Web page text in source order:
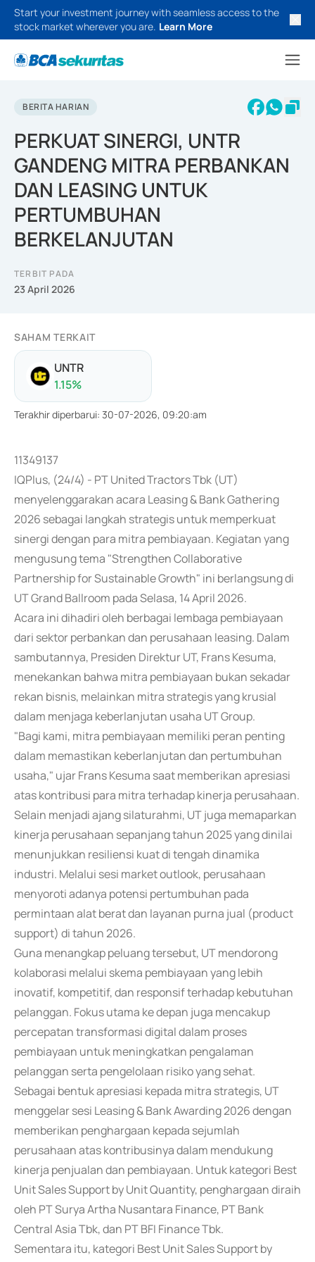
Start your investment journey with seamless access to the
stock market wherever you are. Learn More
BERITA HARIAN
PERKUAT SINERGI, UNTR
GANDENG MITRA PERBANKAN
DAN LEASING UNTUK
PERTUMBUHAN
BERKELANJUTAN
TERBIT PADA
23 April 2026
SAHAM TERKAIT
UNTR
1.15%
Terakhir diperbarui: 30-07-2026, 09:20:am
11349137
IQPlus, (24/4) - PT United Tractors Tbk (UT)
menyelenggarakan acara Leasing & Bank Gathering
2026 sebagai langkah strategis untuk memperkuat
sinergi dengan para mitra pembiayaan. Kegiatan yang
mengusung tema "Strengthen Collaborative
Partnership for Sustainable Growth" ini berlangsung di
UT Grand Ballroom pada Selasa, 14 April 2026.
Acara ini dihadiri oleh berbagai lembaga pembiayaan
dari sektor perbankan dan perusahaan leasing. Dalam
sambutannya, Presiden Direktur UT, Frans Kesuma,
menekankan bahwa mitra pembiayaan bukan sekadar
rekan bisnis, melainkan mitra strategis yang krusial
dalam menjaga keberlanjutan usaha UT Group.
"Bagi kami, mitra pembiayaan memiliki peran penting
dalam memastikan keberlanjutan dan pertumbuhan
usaha," ujar Frans Kesuma saat memberikan apresiasi
atas kontribusi para mitra terhadap kinerja perusahaan.
Selain menjadi ajang silaturahmi, UT juga memaparkan
kinerja perusahaan sepanjang tahun 2025 yang dinilai
menunjukkan resiliensi kuat di tengah dinamika
industri. Melalui sesi market outlook, perusahaan
menyoroti adanya potensi pertumbuhan pada
permintaan alat berat dan layanan purna jual (product
support) di tahun 2026.
Guna menangkap peluang tersebut, UT mendorong
kolaborasi melalui skema pembiayaan yang lebih
inovatif, kompetitif, dan responsif terhadap kebutuhan
pelanggan. Fokus utama ke depan juga mencakup
percepatan transformasi digital dalam proses
pembiayaan untuk meningkatkan pengalaman
pelanggan serta pengelolaan risiko yang sehat.
Sebagai bentuk apresiasi kepada mitra strategis, UT
menggelar sesi Leasing & Bank Awarding 2026 dengan
memberikan penghargaan kepada sejumlah
perusahaan atas kontribusinya dalam mendukung
kinerja penjualan dan pembiayaan. Untuk kategori Best
Unit Sales Support by Unit Quantity, penghargaan diraih
oleh PT Surya Artha Nusantara Finance, PT Bank
Central Asia Tbk, dan PT BFI Finance Tbk.
Sementara itu, kategori Best Unit Sales Support by